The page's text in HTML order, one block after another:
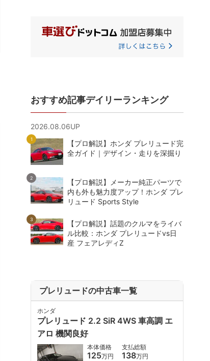
おすすめ記事デイリーランキング
2026.08.06UP
【プロ解説】ホンダ プレリュード完
全ガイド｜デザイン・走りを深掘り
【プロ解説】メーカー純正パーツで
内も外も魅力度アップ！ホンダ プレ
リュード Sports Style
【プロ解説】話題のクルマをライバ
ル比較：ホンダ プレリュードvs日
産 フェアレディZ
プレリュードの中古車一覧
ホンダ
プレリュード 2.2 SiR 4WS 車高調 エ
アロ 機関良好
本体価格
125万円
支払総額
138万円